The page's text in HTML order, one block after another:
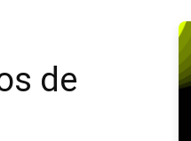
de